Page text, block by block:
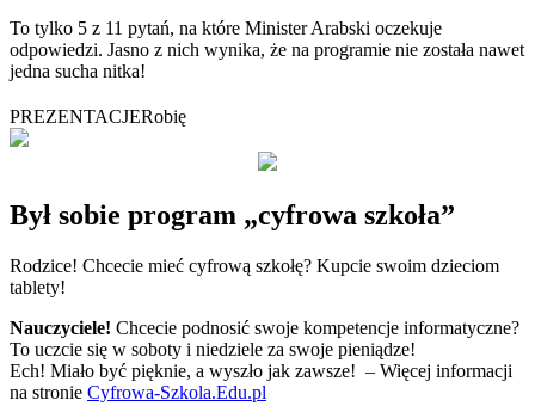
To tylko 5 z 11 pytań, na które Minister Arabski oczekuje
odpowiedzi. Jasno z nich wynika, że na programie nie została nawet
jedna sucha nitka!
PREZENTACJERobię
Był sobie program „cyfrowa szkoła”
Rodzice! Chcecie mieć cyfrową szkołę? Kupcie swoim dzieciom
tablety!
Nauczyciele! Chcecie podnosić swoje kompetencje informatyczne?
To uczcie się w soboty i niedziele za swoje pieniądze!
Ech! Miało być pięknie, a wyszło jak zawsze! – Więcej informacji
na stronie Cyfrowa-Szkola.Edu.pl